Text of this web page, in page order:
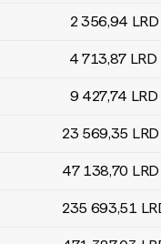
2 356,94 LRD
4 713,87 LRD
9 427,74 LRD
23 569,35 LRD
47 138,70 LRD
235 693,51